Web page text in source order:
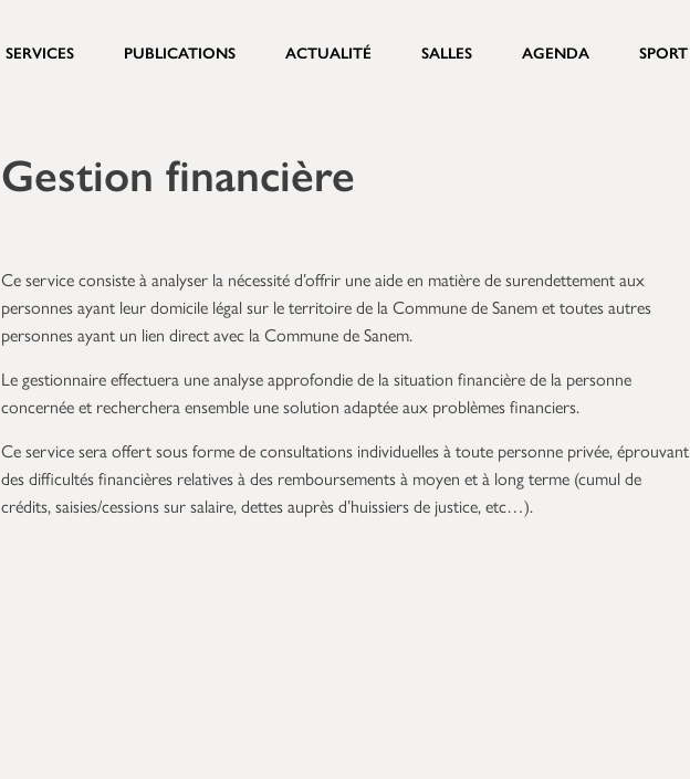
SERVICES PUBLICATIONS ACTUALITÉ SALLES AGENDA SPORT
Gestion financière
Ce service consiste à analyser la nécessité d’offrir une aide en matière de surendettement aux
personnes ayant leur domicile légal sur le territoire de la Commune de Sanem et toutes autres
personnes ayant un lien direct avec la Commune de Sanem.
Le gestionnaire effectuera une analyse approfondie de la situation financière de la personne
concernée et recherchera ensemble une solution adaptée aux problèmes financiers.
Ce service sera offert sous forme de consultations individuelles à toute personne privée, éprouvant
des difficultés financières relatives à des remboursements à moyen et à long terme (cumul de
crédits, saisies/cessions sur salaire, dettes auprès d’huissiers de justice, etc…).